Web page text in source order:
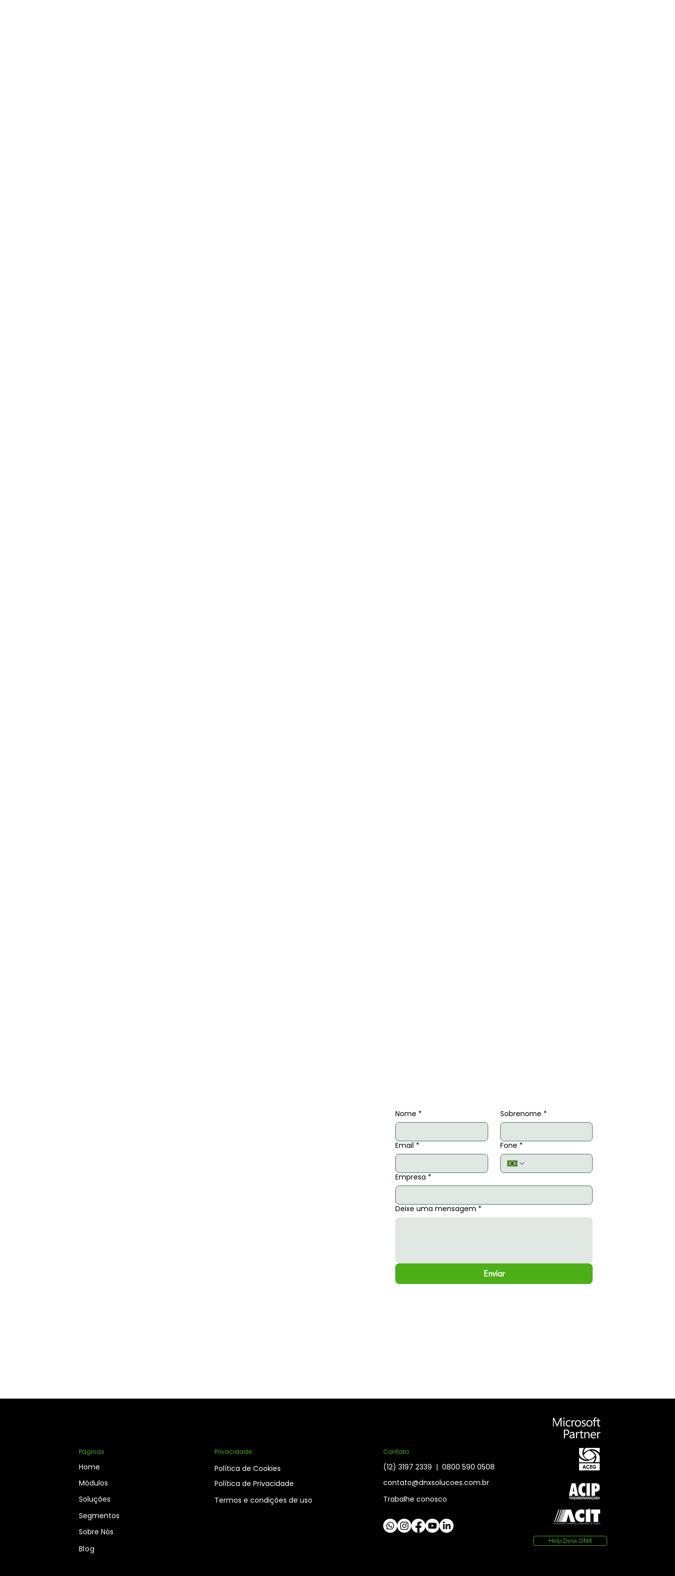
Nome * Sobrenome *
Email * Fone *
Empresa *
Deixe uma mensagem *
Enviar
Páginas
Home
Módulos
Soluções
Segmentos
Sobre Nós
Blog
Privacidade
Política de Cookies
Política de Privacidade
Termos e condições de uso
Contato
(12) 3197 2339 | 0800 590 0508
contato@dnxsolucoes.com.br
Trabalhe conosco
Help Desk DNX